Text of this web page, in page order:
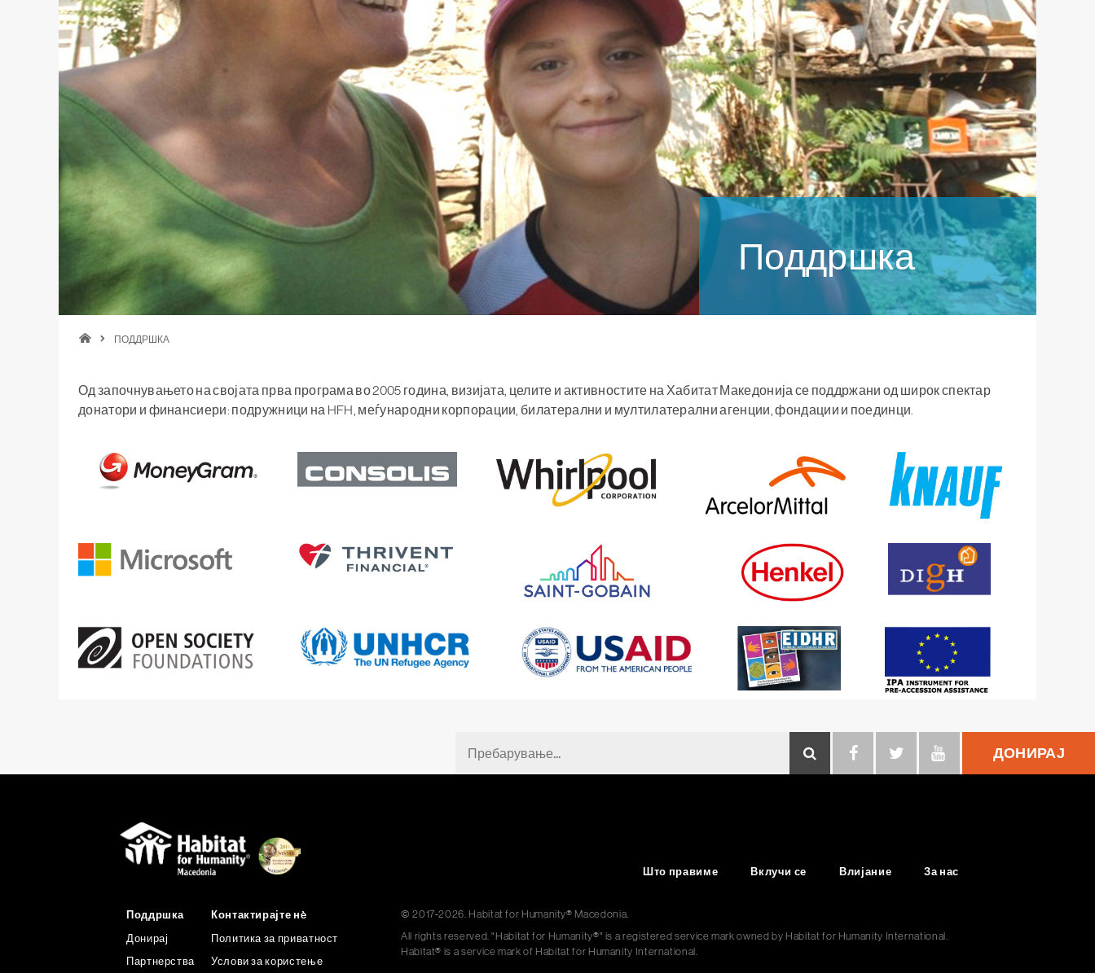
Поддршка
Breadcrumb
ПОДДРШКА
Од започнувањето на својата прва програма во 2005 година, визијата, целите и активностите на Хабитат Македонија се поддржани од широк спектар
донатори и финансиери: подружници на HFH, меѓународни корпорации, билатерални и мултилатерални агенции, фондации и поединци.
search
ДОНИРАЈ
Што правиме Вклучи се Влијание За нас
Поддршка
Донирај
Партнерства
Контактирајте нè
Политика за приватност
Услови за користење
© 2017-2026. Habitat for Humanity® Macedonia.
All rights reserved. "Habitat for Humanity®" is a registered service mark owned by Habitat for Humanity International.
Habitat® is a service mark of Habitat for Humanity International.